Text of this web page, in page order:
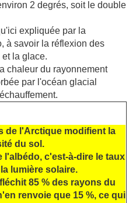
2 degrés, soit le double
expliquée par la
à savoir la réflexion des
la glace.
chaleur du rayonnement
par l'océan glacial
de l'Arctique modifient la
du sol.
c'est-à-dire le taux
lumière solaire.
85 % des rayons du
renvoie que 15 %, ce qui